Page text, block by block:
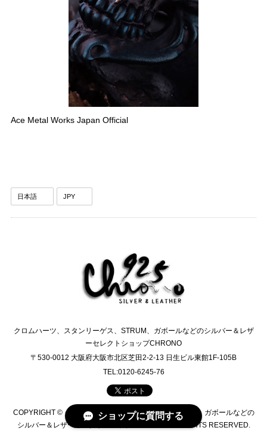
Ace Metal Works Japan Official
クロムハーツ、スタンリーゲス、STRUM、ガボールなどのシルバー＆レザ
ーセレクトショップCHRONO
〒530-0012 大阪府大阪市北区芝田2-2-13 日生ビル東館1F-105B
TEL:0120-6245-76
COPYRIGHT © クロムハーツ、スタンリーゲス、STRUM、ガボールなどの
シルバー＆レザーセレクトショップCHRONO ALL RIGHTS RESERVED.
ショップに質問する